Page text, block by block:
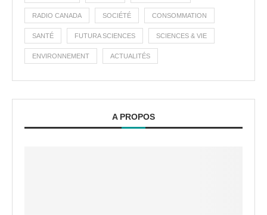
RADIO CANADA SOCIÉTÉ CONSOMMATION
SANTÉ FUTURA SCIENCES SCIENCES & VIE
ENVIRONNEMENT ACTUALITÉS
A PROPOS